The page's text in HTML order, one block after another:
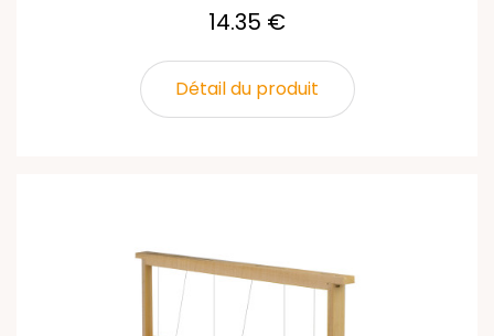
14.35 €
Détail du produit